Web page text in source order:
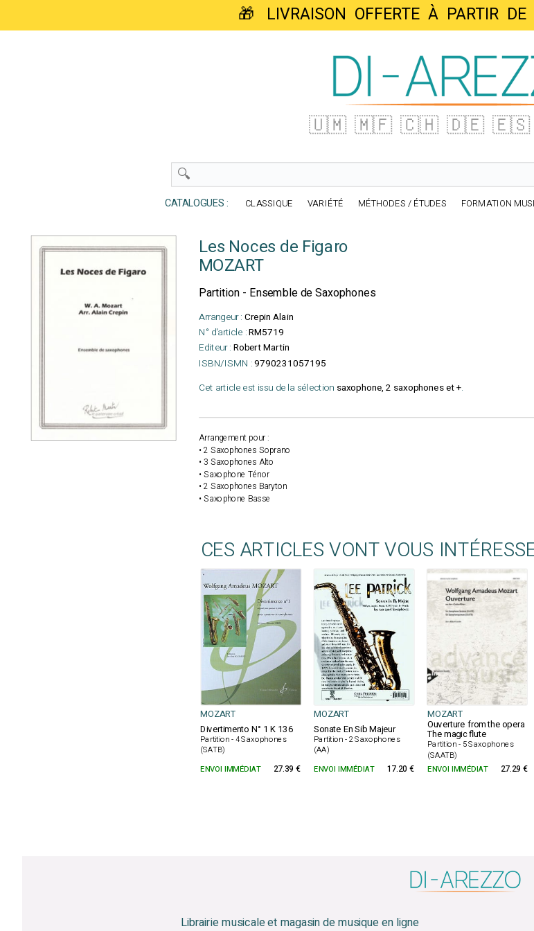
🎁 LIVRAISON OFFERTE À PARTIR
🇺🇲 🇲🇫 🇨🇭 🇩🇪 🇪🇸
CATALOGUES : CLASSIQUE VARIÉTÉ MÉTHODES / ÉTUDES FORMATION
Les Noces de Figaro
MOZART
Partition - Ensemble de Saxophones
Arrangeur : Crepin Alain
N° d'article :RM5719
Editeur : Robert Martin
ISBN/ISMN :9790231057195
Cet article est issu de la sélection saxophone, 2 saxophones et +.
Arrangement pour :
• 2 Saxophones Soprano
• 3 Saxophones Alto
• Saxophone Ténor
• 2 Saxophones Baryton
• Saxophone Basse
CES ARTICLES VONT VOUS
MOZART MOZART MOZART
Divertimento N° 1 K 136
Partition - 4 Saxophones
(SATB)
Sonate En Sib Majeur
Partition - 2 Saxophones
(AA)
Ouverture from the opera
The magic flute
Partition - 5 Saxophones
(SAATB)
ENVOI IMMÉDIAT
27.39 € ENVOI IMMÉDIAT 17.20 € ENVOI IMMÉDIAT 27.29 €
Librairie musicale et magasin de musique en ligne